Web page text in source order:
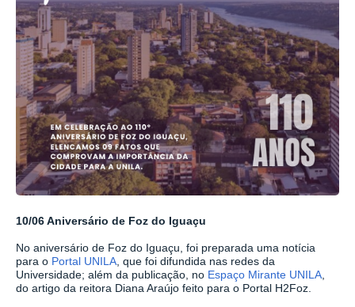
10/06 Aniversário de Foz do Iguaçu
No aniversário de Foz do Iguaçu, foi preparada uma notícia
para o Portal UNILA , que foi difundida nas redes da
Universidade; além da publicação, no Espaço Mirante UNILA
do artigo da reitora Diana Araújo feito para o Portal H2Foz.